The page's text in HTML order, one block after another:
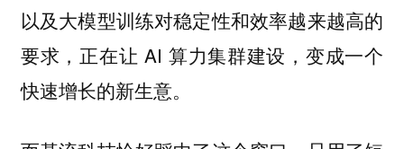
以及大模型训练对稳定性和效率越来越高的
要求，正在让 AI 算力集群建设，变成一个
快速增长的新生意。